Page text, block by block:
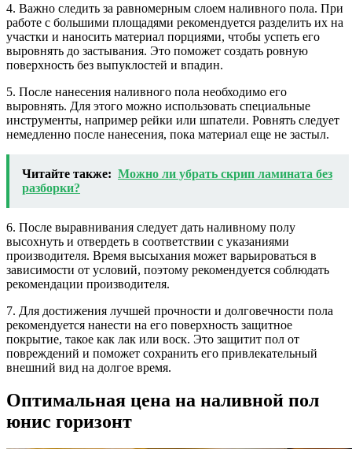
4. Важно следить за равномерным слоем наливного пола. При
работе с большими площадями рекомендуется разделить их на
участки и наносить материал порциями, чтобы успеть его
выровнять до застывания. Это поможет создать ровную
поверхность без выпуклостей и впадин.
5. После нанесения наливного пола необходимо его
выровнять. Для этого можно использовать специальные
инструменты, например рейки или шпатели. Ровнять следует
немедленно после нанесения, пока материал еще не застыл.
Читайте также: Можно ли убрать скрип ламината без
разборки?
6. После выравнивания следует дать наливному полу
высохнуть и отвердеть в соответствии с указаниями
производителя. Время высыхания может варьироваться в
зависимости от условий, поэтому рекомендуется соблюдать
рекомендации производителя.
7. Для достижения лучшей прочности и долговечности пола
рекомендуется нанести на его поверхность защитное
покрытие, такое как лак или воск. Это защитит пол от
повреждений и поможет сохранить его привлекательный
внешний вид на долгое время.
Оптимальная цена на наливной пол
юнис горизонт